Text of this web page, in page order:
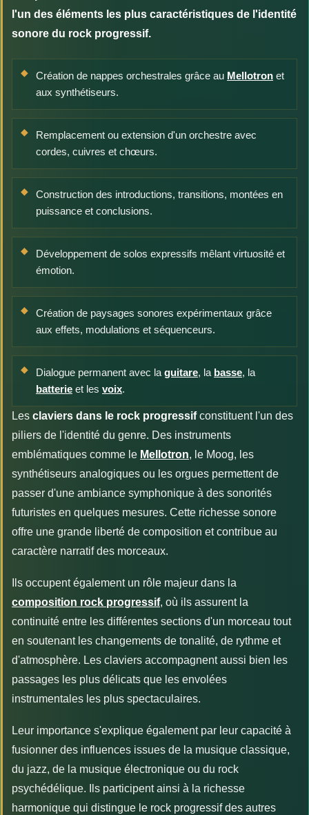
l'un des éléments les plus caractéristiques de l'identité
sonore du rock progressif.
Création de nappes orchestrales grâce au Mellotron et
aux synthétiseurs.
Remplacement ou extension d'un orchestre avec
cordes, cuivres et chœurs.
Construction des introductions, transitions, montées en
puissance et conclusions.
Développement de solos expressifs mêlant virtuosité et
émotion.
Création de paysages sonores expérimentaux grâce
aux effets, modulations et séquenceurs.
Dialogue permanent avec laguitare, la basse, la
batterie et les voix.
Les claviers dans le rock progressifconstituent l'un des
piliers de l'identité du genre. Des instruments
emblématiques comme le Mellotron, le Moog, les
synthétiseurs analogiques ou les orgues permettent de
passer d'une ambiance symphonique à des sonorités
futuristes en quelques mesures. Cette richesse sonore
offre une grande liberté de composition et contribue au
caractère narratif des morceaux.
Ils occupent également un rôle majeur dans la
composition rock progressif, où ils assurent la
continuité entre les différentes sections d'un morceau tout
en soutenant les changements de tonalité, de rythme et
d'atmosphère. Les claviers accompagnent aussi bien les
passages les plus délicats que les envolées
instrumentales les plus spectaculaires.
Leur importance s'explique également par leur capacité à
fusionner des influences issues de la musique classique,
du jazz, de la musique électronique ou du rock
psychédélique. Ils participent ainsi à la richesse
harmonique qui distingue le rock progressif des autres